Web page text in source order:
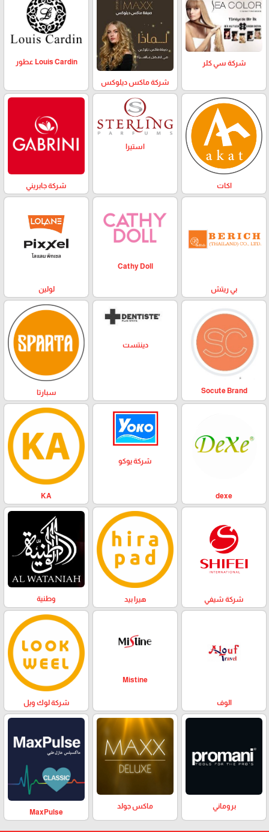
شركة سي كلر
شركة ماكس ديلوكس
Louis Cardin عطور
اكات
استيرا
شركة جابريني
بي ريتش
Cathy Doll
لولين
Socute Brand
دينتست
سبارتا
dexe
شركة يوكو
KA
شركة شيفي هيرا بيد وطنية
الوف
Mistine
شركة لوك ويل
بروماني ماكس جولد
MaxPulse